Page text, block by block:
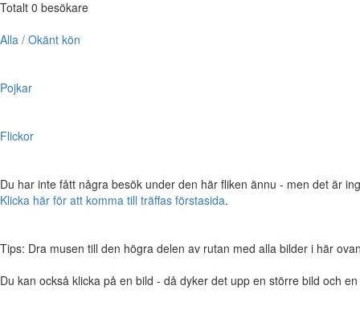
Totalt 0 besökare
Alla / Okänt kön
Pojkar
Flickor
Du har inte fått några besök under den här fliken ännu - men det är
Klicka här för att komma till träffas förstasida.
Tips: Dra musen till den högra delen av rutan med alla bilder i här
Du kan också klicka på en bild - då dyker det upp en större bild och